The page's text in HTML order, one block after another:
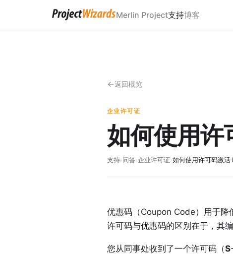
Merlin Project支持博客
返回概览
企业许可证
如何使用
支持›问答›企业许可证›如何使用许可码激
优惠码（Coupon Code）用于降
许可码与优惠码的区别在于，其
您从同事处收到了一个许可码（S